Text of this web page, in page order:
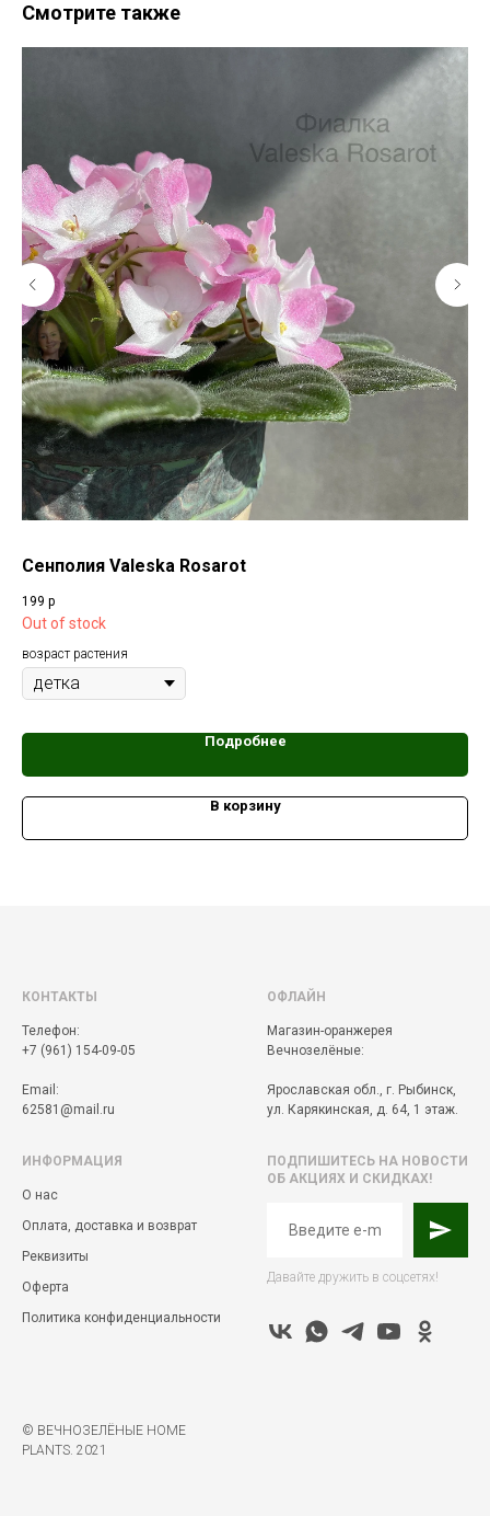
Смотрите также
Сенполия Valeska Rosarot
199 р
Out of stock
возраст растения
Подробнее
В корзину
КОНТАКТЫ
Телефон:
+7 (961) 154-09-05
Email:
62581@mail.ru
ОФЛАЙН
Магазин-оранжерея
Вечнозелёные:
Ярославская обл., г. Рыбинск,
ул. Карякинская, д. 64, 1 этаж.
ИНФОРМАЦИЯ
О нас
Оплата, доставка и возврат
Реквизиты
Оферта
Политика конфиденциальности
ПОДПИШИТЕСЬ НА НОВОСТИ
ОБ АКЦИЯХ И СКИДКАХ!
Давайте дружить в соцсетях!
© ВЕЧНОЗЕЛЁНЫЕ HOME
PLANTS. 2021